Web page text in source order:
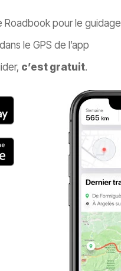
Roadbook pour le guidage
le GPS de l’app
c’est gratuit.